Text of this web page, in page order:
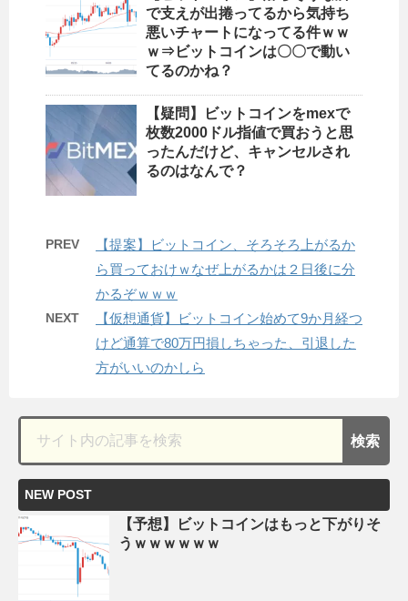
で支えが出捲ってるから気持ち
悪いチャートになってる件ｗｗ
ｗ⇒ビットコインは〇〇で動い
てるのかね？
【疑問】ビットコインをmexで
枚数2000ドル指値で買おうと思
ったんだけど、キャンセルされ
るのはなんで？
PREV
【提案】ビットコイン、そろそろ上がるか
ら買っておけｗなぜ上がるかは２日後に分
かるぞｗｗｗ
NEXT
【仮想通貨】ビットコイン始めて9か月経つ
けど通算で80万円損しちゃった、引退した
方がいいのかしら
NEW POST
【予想】ビットコインはもっと下がりそ
うｗｗｗｗｗｗ